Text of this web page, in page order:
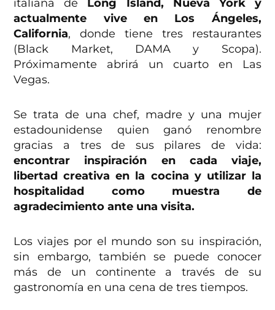
italiana de Long Island, Nueva York y
actualmente vive en Los Ángeles,
California, donde tiene tres restaurantes
(Black Market, DAMA y Scopa).
Próximamente abrirá un cuarto en Las
Vegas.
Se trata de una chef, madre y una mujer
estadounidense quien ganó renombre
gracias a tres de sus pilares de vida:
encontrar inspiración en cada viaje,
libertad creativa en la cocina y utilizar la
hospitalidad como muestra de
agradecimiento ante una visita.
Los viajes por el mundo son su inspiración,
sin embargo, también se puede conocer
más de un continente a través de su
gastronomía en una cena de tres tiempos.